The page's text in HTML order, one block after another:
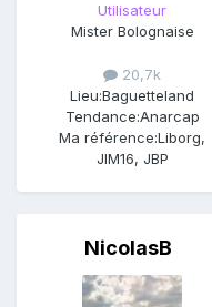
Utilisateur
Mister Bolognaise
20,7k
Lieu:Baguetteland
Tendance:Anarcap
Ma référence:Liborg,
JIM16, JBP
NicolasB